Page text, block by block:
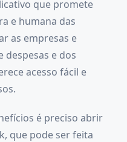
que promete
e humana das
as empresas e
e dos
acesso fácil e
é preciso abrir
que pode ser feita